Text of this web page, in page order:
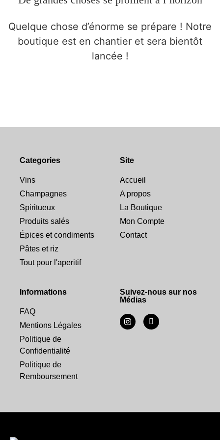
Quelque chose d’énorme se prépare ! Notre
boutique est en chantier et sera bientôt
lancée !
Categories
Vins
Champagnes
Spiritueux
Produits salés
Épices et condiments
Pâtes et riz
Tout pour l'aperitif
Site
Accueil
A propos
La Boutique
Mon Compte
Contact
Informations
FAQ
Mentions Légales
Politique de
Confidentialité
Politique de
Remboursement
Suivez-nous sur nos
Médias